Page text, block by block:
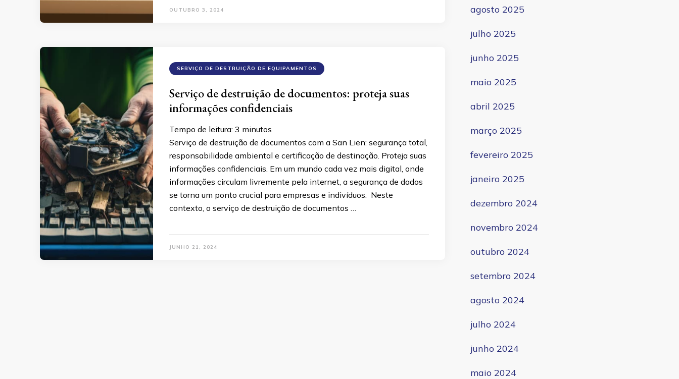
OUTUBRO 3, 2024
SERVIÇO DE DESTRUIÇÃO DE EQUIPAMENTOS
Serviço de destruição de documentos: proteja suas
informações confidenciais
Tempo de leitura: 3 minutos
Serviço de destruição de documentos com a San Lien: segurança total,
responsabilidade ambiental e certificação de destinação. Proteja suas
informações confidenciais. Em um mundo cada vez mais digital, onde
informações circulam livremente pela internet, a segurança de dados
se torna um ponto crucial para empresas e indivíduos. Neste
contexto, o serviço de destruição de documentos …
JUNHO 21, 2024
agosto 2025
julho 2025
junho 2025
maio 2025
abril 2025
março 2025
fevereiro 2025
janeiro 2025
dezembro 2024
novembro 2024
outubro 2024
setembro 2024
agosto 2024
julho 2024
junho 2024
maio 2024